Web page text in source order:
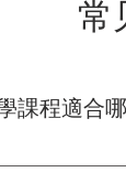
常
課程適合
科學課程適